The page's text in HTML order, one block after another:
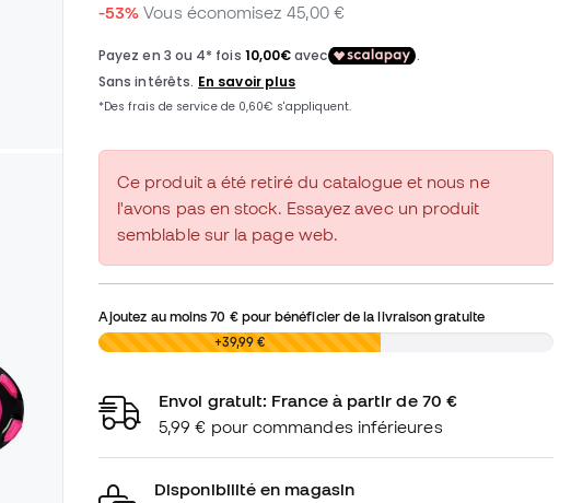
-53% Vous économisez 45,00 €
Ce produit a été retiré du catalogue et nous ne
l'avons pas en stock. Essayez avec un produit
semblable sur la page web.
Ajoutez au moins70 €pour bénéficier de la livraison gratuite
0,00 € +39,99 €
Envoi gratuit: France à partir de 70 €
5,99 € pour commandes inférieures
Disponibilité en magasin